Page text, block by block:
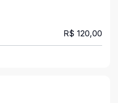
R$ 120,00